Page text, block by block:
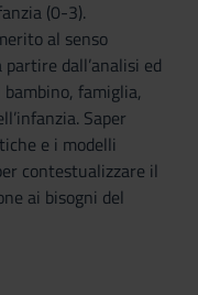
(0-3).
al senso
dall’analisi ed
famiglia,
Saper
e i modelli
contestualizzare il
ai bisogni del